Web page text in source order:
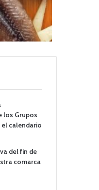
los Grupos
el calendario
del fin de
comarca